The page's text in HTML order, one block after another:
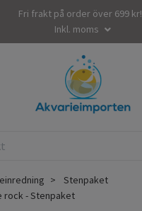
Fri frakt på order över 699 kr!
Inkl. moms
Stenpaket
rock - Stenpaket